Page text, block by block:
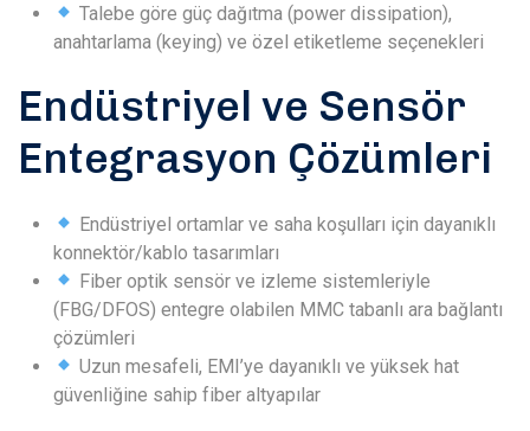
Talebe göre güç dağıtma (power dissipation),
anahtarlama (keying) ve özel etiketleme seçenekleri
Endüstriyel ve Sensör
Entegrasyon Çözümleri
Endüstriyel ortamlar ve saha koşulları için dayanıklı
konnektör/kablo tasarımları
Fiber optik sensör ve izleme sistemleriyle
(FBG/DFOS) entegre olabilen MMC tabanlı ara bağlantı
çözümleri
Uzun mesafeli, EMI’ye dayanıklı ve yüksek hat
güvenliğine sahip fiber altyapılar